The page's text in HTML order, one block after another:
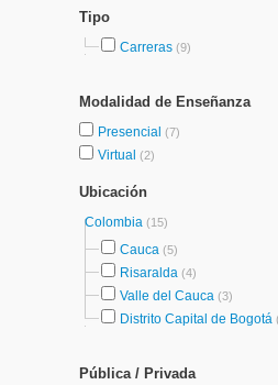
Tipo
Carreras (9)
Modalidad de Enseñanza
Presencial (7)
Virtual (2)
Ubicación
Colombia (15)
Cauca (5)
Risaralda (4)
Valle del Cauca (3)
Distrito Capital de Bogotá
Pública / Privada